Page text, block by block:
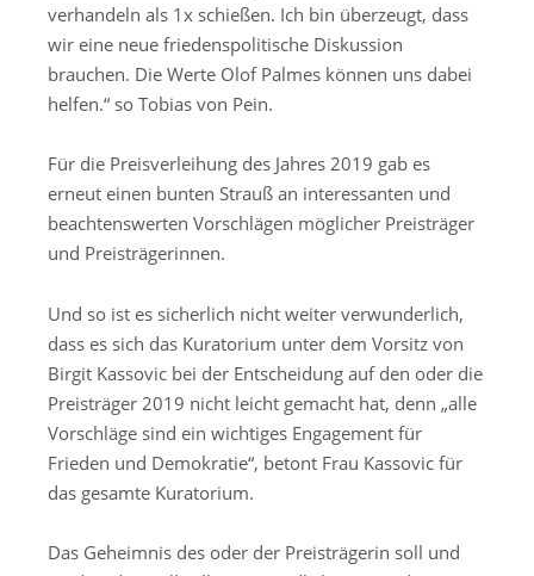
verhandeln als 1x schießen. Ich bin überzeugt, dass
wir eine neue friedenspolitische Diskussion
brauchen. Die Werte Olof Palmes können uns dabei
helfen.“ so Tobias von Pein.
Für die Preisverleihung des Jahres 2019 gab es
erneut einen bunten Strauß an interessanten und
beachtenswerten Vorschlägen möglicher Preisträger
und Preisträgerinnen.
Und so ist es sicherlich nicht weiter verwunderlich,
dass es sich das Kuratorium unter dem Vorsitz von
Birgit Kassovic bei der Entscheidung auf den oder die
Preisträger 2019 nicht leicht gemacht hat, denn „alle
Vorschläge sind ein wichtiges Engagement für
Frieden und Demokratie“, betont Frau Kassovic für
das gesamte Kuratorium.
Das Geheimnis des oder der Preisträgerin soll und